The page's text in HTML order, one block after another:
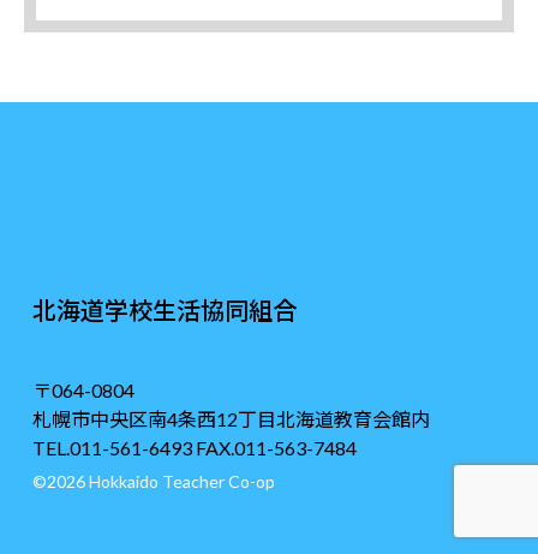
北海道学校生活協同組合
〒064-0804
札幌市中央区南4条西12丁目北海道教育会館内
TEL.011-561-6493 FAX.011-563-7484
©2026 Hokkaido Teacher Co-op